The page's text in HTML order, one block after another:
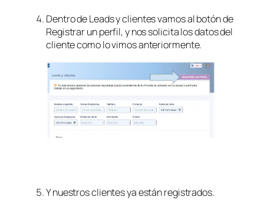
Dentro de Leads y clientes vamos al botón de
Registrar un perfil, y nos solicita los datos del
cliente como lo vimos anteriormente.
Y nuestros clientes ya están registrados.